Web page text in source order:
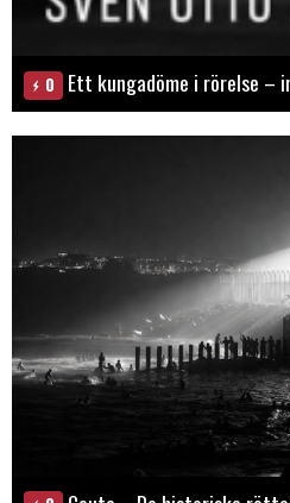
0 Ett kungadöme i rörelse –